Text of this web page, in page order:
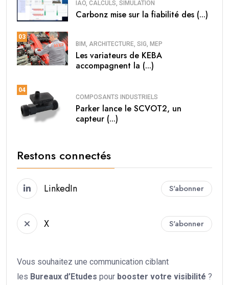
IAO, CALCULS, SIMULATION
Carbonz mise sur la fiabilité des (...)
03
BIM, ARCHITECTURE, SIG, MEP
Les variateurs de KEBA
accompagnent la (...)
04
COMPOSANTS INDUSTRIELS
Parker lance le SCVOT2, un
capteur (...)
Restons connectés
LinkedIn S'abonner
X S'abonner
Vous souhaitez une communication ciblant
les Bureaux d’Etudes pour booster votre visibilité ?